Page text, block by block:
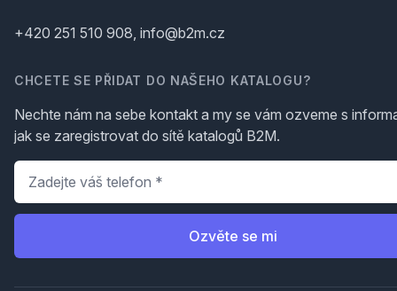
+420 251 510 908, info@b2m.cz
CHCETE SE PŘIDAT DO NAŠEHO KATALOGU?
Nechte nám na sebe kontakt a my se vám ozveme s
jak se zaregistrovat do sítě katalogů B2M.
Telefon
Ozvěte se mi